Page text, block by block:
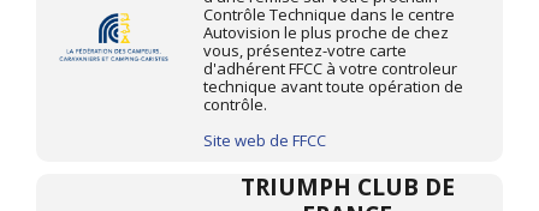
Contrôle Technique dans le centre
Autovision le plus proche de chez
vous, présentez-votre carte
d'adhérent FFCC à votre controleur
technique avant toute opération de
contrôle.
Site web de FFCC
TRIUMPH CLUB DE